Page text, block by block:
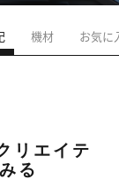
機材 お気に
エイテ
る